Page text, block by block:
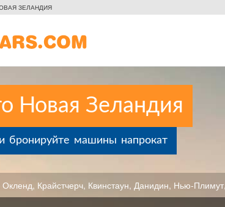
ЗЕЛАНДИЯ
Новая Зеландия
бронируйте машины напрокат
Окленд, Крайстчерч, Квинстаун, Данидин, Нью-Плимут,